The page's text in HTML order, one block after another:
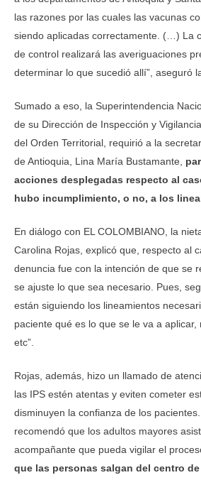
las razones por las cuales las vacunas
siendo aplicadas correctamente. (…) La
de control realizará las averiguaciones
determinar lo que sucedió allí”, aseguró
Sumado a eso, la Superintendencia
de su Dirección de Inspección y
del Orden Territorial, requirió a la
de Antioquia, Lina María Bustamante,
acciones desplegadas respecto al
hubo incumplimiento, o no, a los
En diálogo con EL COLOMBIANO, la
Carolina Rojas, explicó que, respecto al
denuncia fue con la intención de que se
se ajuste lo que sea necesario. Pues,
están siguiendo los lineamientos
paciente qué es lo que se le va a aplicar,
etc”.
Rojas, además, hizo un llamado de
las IPS estén atentas y eviten cometer
disminuyen la confianza de los pacientes.
recomendó que los adultos mayores
acompañante que pueda vigilar el
que las personas salgan del centro